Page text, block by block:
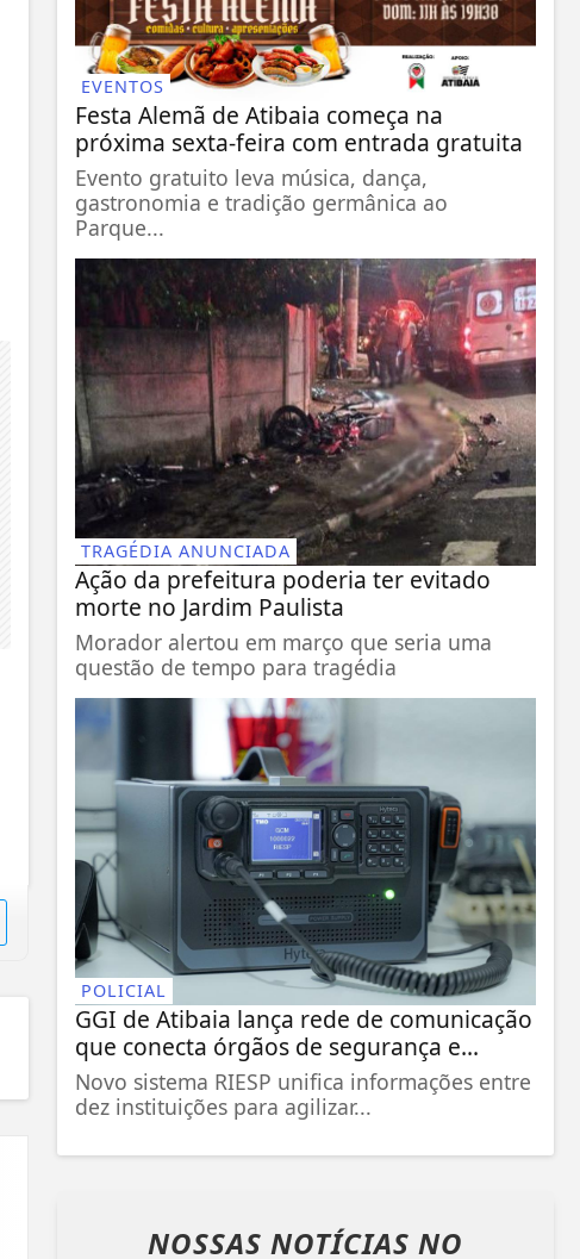
EVENTOS
Festa Alemã de Atibaia começa na
próxima sexta-feira com entrada gratuita
Evento gratuito leva música, dança,
gastronomia e tradição germânica ao
Parque...
TRAGÉDIA ANUNCIADA
Ação da prefeitura poderia ter evitado
morte no Jardim Paulista
Morador alertou em março que seria uma
questão de tempo para tragédia
POLICIAL
GGI de Atibaia lança rede de comunicação
que conecta órgãos de segurança e...
Novo sistema RIESP unifica informações entre
dez instituições para agilizar...
NOSSAS NOTÍCIAS NO